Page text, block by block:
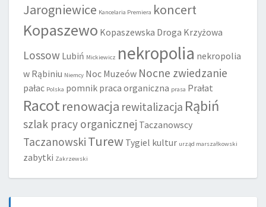
Jarogniewice Kancelaria Premiera koncert
Kopaszewo Kopaszewska Droga Krzyżowa
Lossow Lubiń Mickiewicz nekropolia nekropolia
w Rąbiniu Niemcy Noc Muzeów Nocne zwiedzanie
pałac Polska pomnik praca organiczna prasa Prałat
Racotrenowacja rewitalizacja Rąbiń
szlak pracy organicznej Taczanowscy
Taczanowski Turew Tygiel kultur urząd marszałkowski
zabytki Zakrzewski